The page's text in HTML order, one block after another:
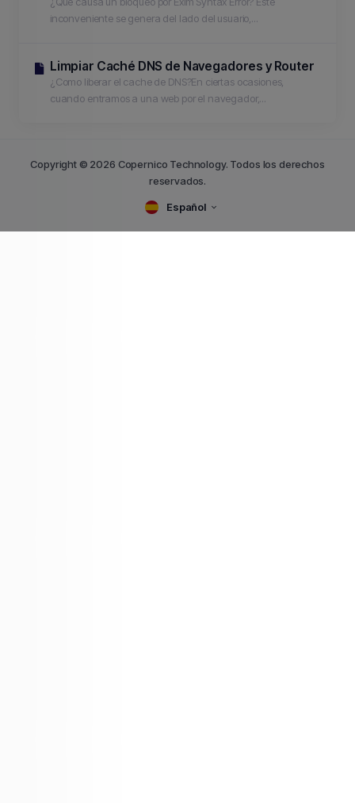
inconveniente se genera del lado del usuario,...
Limpiar Caché DNS de Navegadores y Router
¿Como liberar el cache de DNS?En ciertas ocasiones,
cuando entramos a una web por el navegador,...
Copyright © 2026 Copernico Technology. Todos los derechos
reservados.
Español